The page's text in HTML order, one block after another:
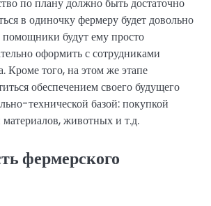
в одиночку фермеру будет довольно
будут ему просто
оформить с сотрудниками
Кроме того, на этом же этапе
обеспечением своего будущего
технической базой: покупкой
материалов, животных и т.д.
фермерского